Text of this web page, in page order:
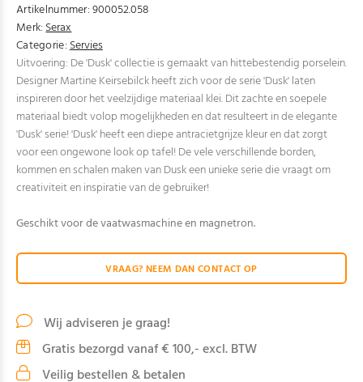
Artikelnummer:900052.058
Merk:Serax
Categorie:Servies
Uitvoering: De 'Dusk' collectie is gemaakt van hittebestendig porselein.
Designer Martine Keirsebilck heeft zich voor de serie 'Dusk' laten
inspireren door het veelzijdige materiaal klei. Dit zachte en soepele
materiaal biedt volop mogelijkheden en dat resulteert in de elegante
'Dusk' serie! 'Dusk' heeft een diepe antracietgrijze kleur en dat zorgt
voor een ongewone look op tafel! De vele verschillende borden,
kommen en schalen maken van Dusk een unieke serie die vraagt om
creativiteit en inspiratie van de gebruiker!
Geschikt voor de vaatwasmachine en magnetron.
VRAAG? NEEM DAN CONTACT OP
Wij adviseren je graag!
Gratis bezorgd vanaf € 100,- excl. BTW
Veilig bestellen & betalen